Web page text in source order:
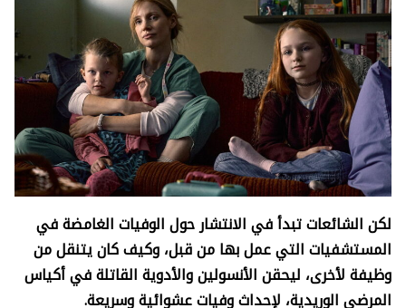
لكن الشائعات تبدأ في الانتشار حول الوفيات الغامضة في
المستشفيات التي عمل بها من قبل، وكيف كان يتنقل من
وظيفة لأخرى، ليحقن الأنسولين والأدوية القاتلة في أكياس
المرضى الوريدية، لإحداث وفيات عشوائية وسريعة.